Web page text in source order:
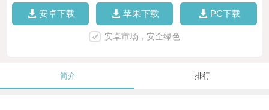
安卓下载 苹果下载 PC下载
安卓市场，安全绿色
简介 排行